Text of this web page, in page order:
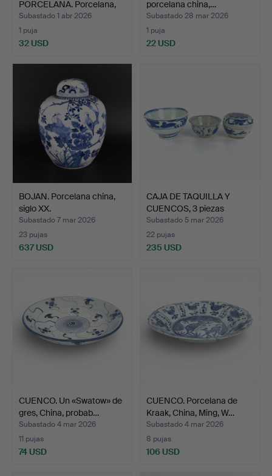
PORCELANA. Porcelana,
China, …
Subastado 1 abr 2026
1 puja
32 USD
porcelana china,…
Subastado 28 mar 2026
1 puja
22 USD
BOJAN. Porcelana china,
siglo XX.
Subastado 7 mar 2026
23 pujas
637 USD
CAJA DE TAQUILLA Y
CUENCOS, 3 piezas
Porce…
Subastado 5 mar 2026
22 pujas
235 USD
CUENCO. Un «Swatow» de
gres, China, probab…
Subastado 4 mar 2026
11 pujas
74 USD
CUENCO. Porcelana de
Kraak, China, Ming, W…
Subastado 4 mar 2026
8 pujas
106 USD